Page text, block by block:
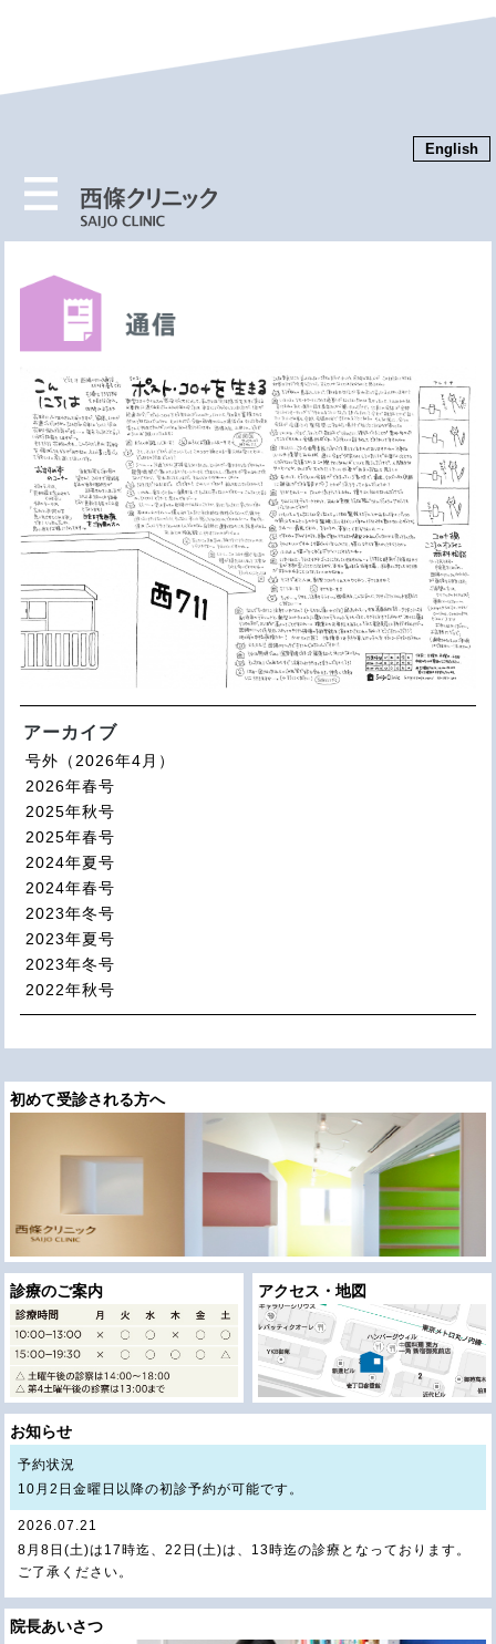
English
アーカイブ
号外（2026年4月）
2026年春号
2025年秋号
2025年春号
2024年夏号
2024年春号
2023年冬号
2023年夏号
2023年冬号
2022年秋号
初めて受診される方へ
診療のご案内 アクセス・地図
お知らせ
予約状況
10月2日金曜日以降の初診予約が可能です。
2026.07.21
8月8日(土)は17時迄、22日(土)は、13時迄の診療となっております。
ご了承ください。
2026.07.21
8月9日（日）から17日（月）は、夏期休診となっております。ご了承
下さい。
院長あいさつ